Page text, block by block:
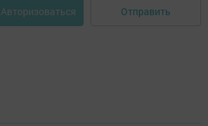
Авторизоваться Отправить